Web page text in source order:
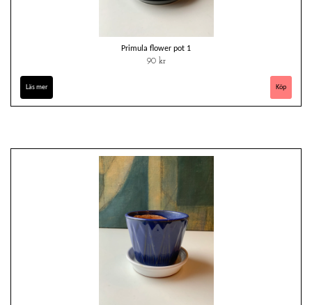
Primula flower pot 1
90 kr
Läs mer